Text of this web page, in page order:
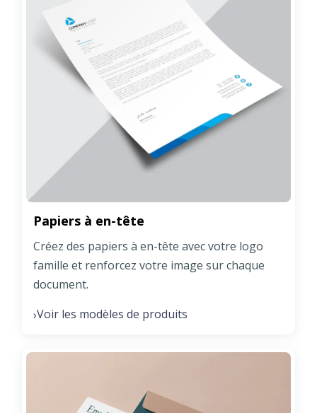
Papiers à en-tête
Créez des papiers à en-tête avec votre logo
famille et renforcez votre image sur chaque
document.
›Voir les modèles de produits